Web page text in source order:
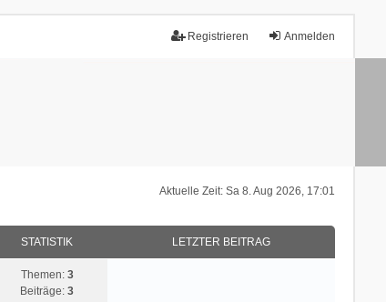
Anmelden
Registrieren
Aktuelle Zeit: Sa 8. Aug 2026, 17:01
STATISTIK LETZTER BEITRAG
Themen: 3
Beiträge:3